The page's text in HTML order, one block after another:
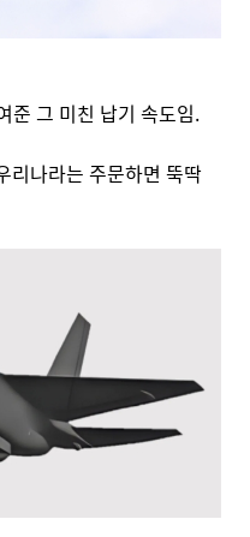
준 그 미친 납기 속도임.
리나라는 주문하면 뚝딱